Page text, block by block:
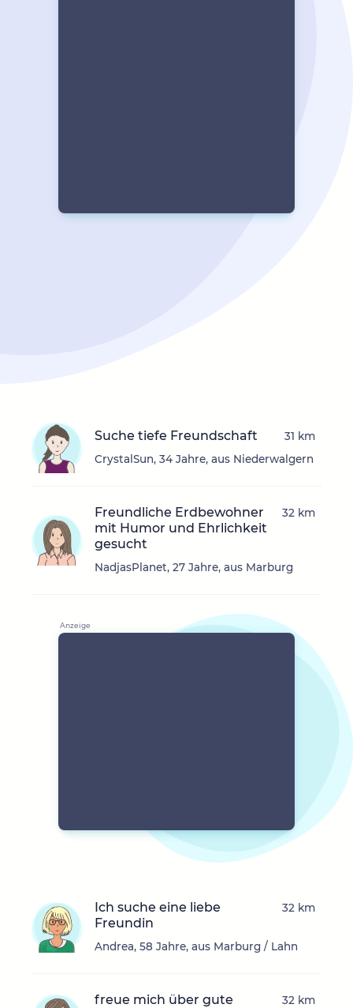
Suche tiefe Freundschaft
CrystalSun, 34 Jahre, aus Niederwalgern
31 km
Freundliche Erdbewohner
mit Humor und Ehrlichkeit
gesucht
NadjasPlanet, 27 Jahre, aus Marburg
32 km
Ich suche eine liebe
Freundin
Andrea, 58 Jahre, aus Marburg / Lahn
32 km
freue mich über gute 32 km